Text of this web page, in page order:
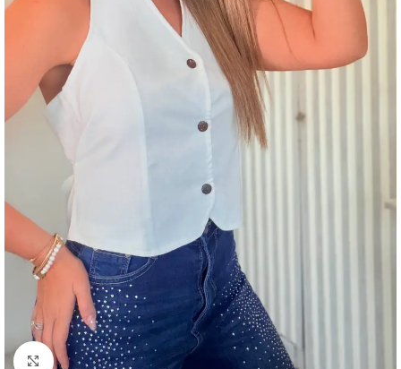
Clic para ampliar